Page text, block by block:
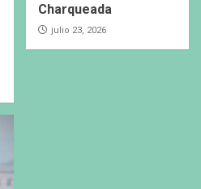
Charqueada
julio 23, 2026